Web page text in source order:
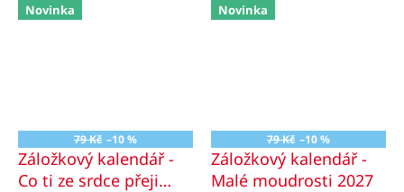
Novinka
79 Kč –10 %
Záložkový kalendář -
Co ti ze srdce přeji
Novinka
79 Kč –10 %
Záložkový kalendář -
Malé moudrosti 2027